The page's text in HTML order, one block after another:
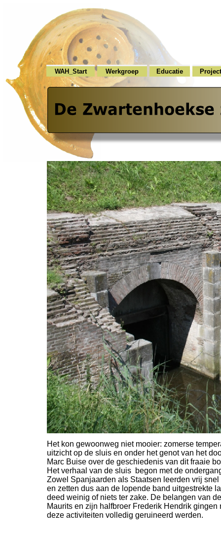
WAH_Start Werkgroep Educatie
Het kon gewoonweg niet mooier: zomerse
uitzicht op de sluis en onder het genot van het
Marc Buise over de geschiedenis van dit fraaie
Het verhaal van de sluis begon met de
Zowel Spanjaarden als Staatsen leerden vrij
en zetten dus aan de lopende band uitgestrekte
deed weinig of niets ter zake. De belangen van
Maurits en zijn halfbroer Frederik Hendrik
deze activiteiten volledig geruineerd werden.